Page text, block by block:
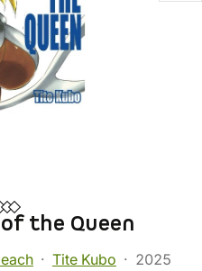
the Queen
Tite Kubo
2025